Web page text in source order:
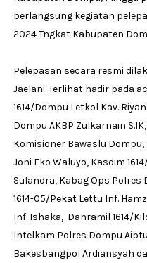
berlangsung kegiatan
2024 Tngkat Kabupaten
Pelepasan secara resmi
Jaelani. Terlihat hadir pada
1614/Dompu Letkol Kav.
Dompu AKBP Zulkarnain
Komisioner Bawaslu
Joni Eko Waluyo, Kasdim
Sulandra, Kabag Ops Polres
1614-05/Pekat Lettu Inf.
Inf. Ishaka, Danramil 1614/
Intelkam Polres Dompu
Bakesbangpol Ardiansyah